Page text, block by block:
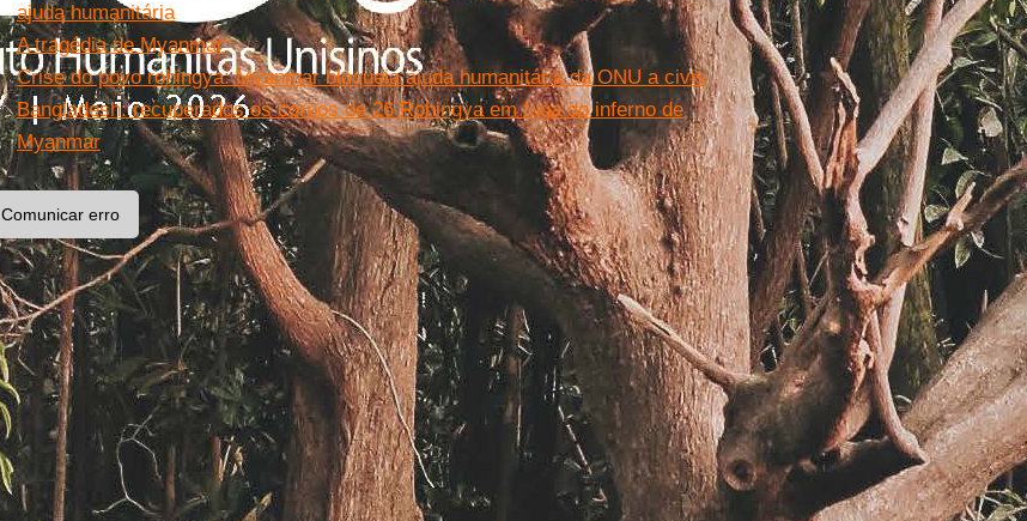
ajuda humanitária
A tragédia de Myanmar
Crise do povo rohingya: Myanmar bloqueia ajuda humanitária da ONU a civis
Bangladesh: recuperados os corpos de 26 Rohingya em fuga do inferno de
Myanmar
Comunicar erro